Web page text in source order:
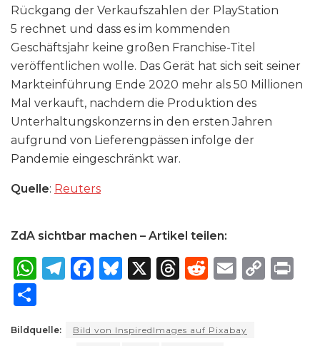
Rückgang der Verkaufszahlen der PlayStation
5 rechnet und dass es im kommenden
Geschäftsjahr keine großen Franchise-Titel
veröffentlichen wolle. Das Gerät hat sich seit seiner
Markteinführung Ende 2020 mehr als 50 Millionen
Mal verkauft, nachdem die Produktion des
Unterhaltungskonzerns in den ersten Jahren
aufgrund von Lieferengpässen infolge der
Pandemie eingeschränkt war.
Quelle: Reuters
ZdA sichtbar machen – Artikel teilen:
W
ts
T
g
F
e
B
s
X
T
a
R
di
E
l
C
ar
Bildquelle:
Bild von InspiredImages auf Pixabay